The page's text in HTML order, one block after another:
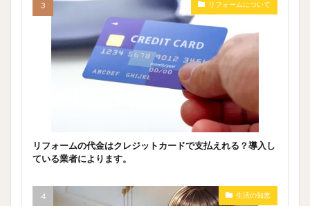
リフォームについて
リフォームの代金はクレジットカードで支払えれる？導入し
ている業者によります。
生活の知恵